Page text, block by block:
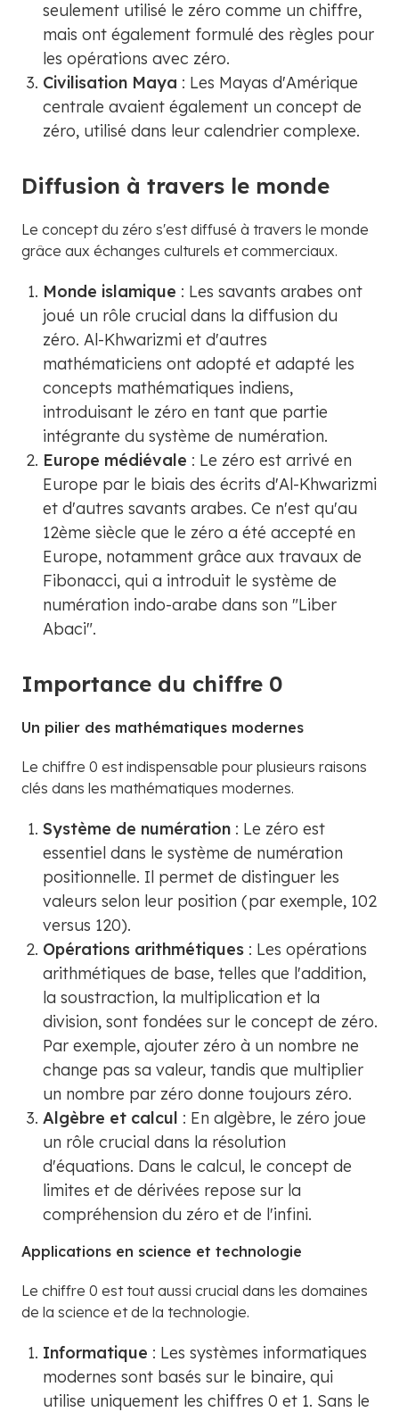
seulement utilisé le zéro comme un chiffre,
mais ont également formulé des règles pour
les opérations avec zéro.
Civilisation Maya : Les Mayas d'Amérique
centrale avaient également un concept de
zéro, utilisé dans leur calendrier complexe.
Diffusion à travers le monde
Le concept du zéro s'est diffusé à travers le monde
grâce aux échanges culturels et commerciaux.
Monde islamique : Les savants arabes ont
joué un rôle crucial dans la diffusion du
zéro. Al-Khwarizmi et d'autres
mathématiciens ont adopté et adapté les
concepts mathématiques indiens,
introduisant le zéro en tant que partie
intégrante du système de numération.
Europe médiévale : Le zéro est arrivé en
Europe par le biais des écrits d'Al-Khwarizmi
et d'autres savants arabes. Ce n'est qu'au
12ème siècle que le zéro a été accepté en
Europe, notamment grâce aux travaux de
Fibonacci, qui a introduit le système de
numération indo-arabe dans son "Liber
Abaci".
Importance du chiffre 0
Un pilier des mathématiques modernes
Le chiffre 0 est indispensable pour plusieurs raisons
clés dans les mathématiques modernes.
Système de numération : Le zéro est
essentiel dans le système de numération
positionnelle. Il permet de distinguer les
valeurs selon leur position (par exemple, 102
versus 120).
Opérations arithmétiques : Les opérations
arithmétiques de base, telles que l'addition,
la soustraction, la multiplication et la
division, sont fondées sur le concept de zéro.
Par exemple, ajouter zéro à un nombre ne
change pas sa valeur, tandis que multiplier
un nombre par zéro donne toujours zéro.
Algèbre et calcul : En algèbre, le zéro joue
un rôle crucial dans la résolution
d'équations. Dans le calcul, le concept de
limites et de dérivées repose sur la
compréhension du zéro et de l'infini.
Applications en science et technologie
Le chiffre 0 est tout aussi crucial dans les domaines
de la science et de la technologie.
Informatique : Les systèmes informatiques
modernes sont basés sur le binaire, qui
utilise uniquement les chiffres 0 et 1. Sans le